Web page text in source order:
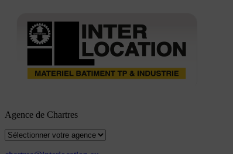
Agence de Chartres